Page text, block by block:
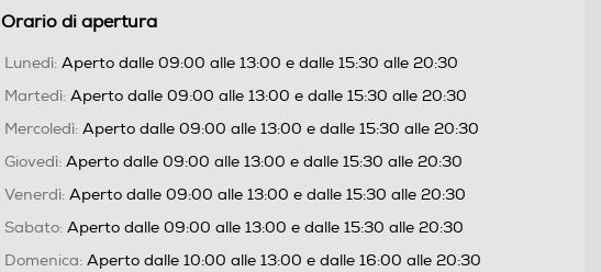
Orario di apertura
Lunedì: Aperto dalle 09:00 alle 13:00 e dalle 15:30 alle 20:30
Martedì: Aperto dalle 09:00 alle 13:00 e dalle 15:30 alle 20:30
Mercoledì: Aperto dalle 09:00 alle 13:00 e dalle 15:30 alle 20:30
Giovedì: Aperto dalle 09:00 alle 13:00 e dalle 15:30 alle 20:30
Venerdì: Aperto dalle 09:00 alle 13:00 e dalle 15:30 alle 20:30
Sabato: Aperto dalle 09:00 alle 13:00 e dalle 15:30 alle 20:30
Domenica: Aperto dalle 10:00 alle 13:00 e dalle 16:00 alle 20:30